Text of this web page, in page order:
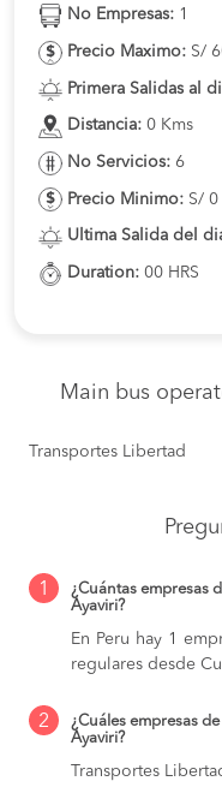
No Empresas: 1
Precio Maximo: S/
Primera Salidas al
Distancia: 0 Kms
No Servicios: 6
Precio Minimo: S/ 0
Ultima Salida del
Duration: 00 HRS
Main bus
Transportes Libertad
1
¿Cuántas empresas
Ayaviri?
En Peru hay 1
regulares desde
2
¿Cuáles empresas
Ayaviri?
Transportes